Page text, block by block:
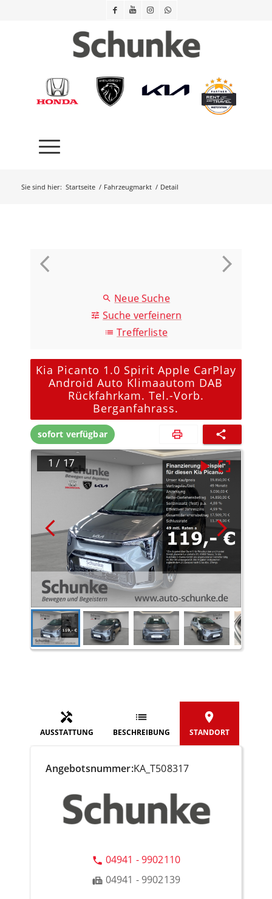
Sie sind hier: Startseite / Fahrzeugmarkt / Detail
Neue Suche
Suche verfeinern
Trefferliste
Kia Picanto 1.0 Spirit Apple CarPlay
Android Auto Klimaautom DAB
Rückfahrkam. Tel.-Vorb.
Berganfahrass.
sofort verfügbar
1 / 17
AUSSTATTUNG BESCHREIBUNG STANDORT
Angebotsnummer:KA_T508317
04941 - 9902110
04941 - 9902139